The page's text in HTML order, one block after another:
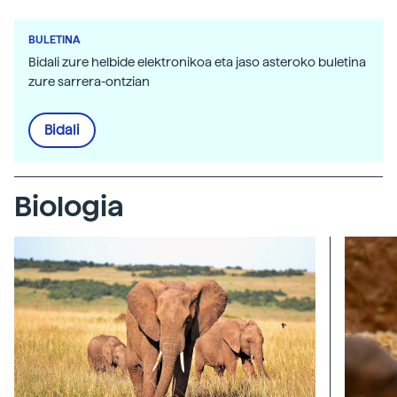
BULETINA
Bidali zure helbide elektronikoa eta jaso asteroko buletina
zure sarrera-ontzian
Bidali
Biologia